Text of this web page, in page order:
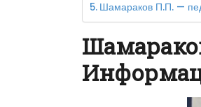
Шамараков П.П. —